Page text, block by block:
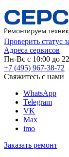
Проверить статус
Адреса сервисов
Пн-Вс с 10:00 до
+7 (495) 967-38-72
Свяжитесь с нами
WhatsApp
Telegram
VK
Max
imo
Заказать ремонт